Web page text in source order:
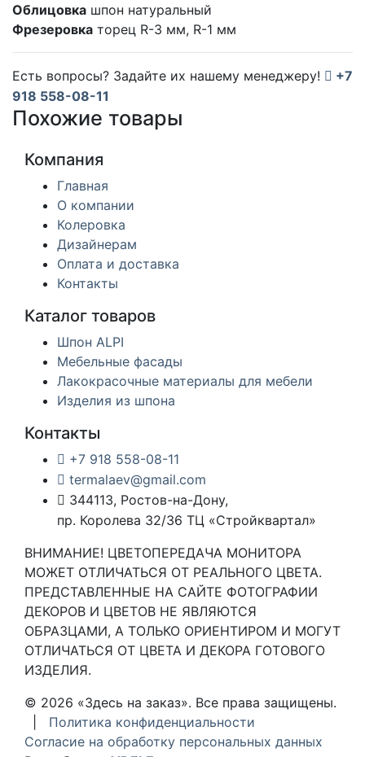
Облицовка шпон натуральный
Фрезеровка торец R-3 мм, R-1 мм
Есть вопросы? Задайте их нашему менеджеру!
+7
918 558-08-11
Похожие товары
Компания
Главная
О компании
Колеровка
Дизайнерам
Оплата и доставка
Контакты
Каталог товаров
Шпон ALPI
Мебельные фасады
Лакокрасочные материалы для мебели
Изделия из шпона
Контакты
+7 918 558-08-11
termalaev@gmail.com
344113, Ростов-на-Дону,
пр. Королева 32/36 ТЦ «Стройквартал»
ВНИМАНИЕ! ЦВЕТОПЕРЕДАЧА МОНИТОРА
МОЖЕТ ОТЛИЧАТЬСЯ ОТ РЕАЛЬНОГО ЦВЕТА.
ПРЕДСТАВЛЕННЫЕ НА САЙТЕ ФОТОГРАФИИ
ДЕКОРОВ И ЦВЕТОВ НЕ ЯВЛЯЮТСЯ
ОБРАЗЦАМИ, А ТОЛЬКО ОРИЕНТИРОМ И МОГУТ
ОТЛИЧАТЬСЯ ОТ ЦВЕТА И ДЕКОРА ГОТОВОГО
ИЗДЕЛИЯ.
© 2026 «Здесь на заказ». Все права защищены.
Политика конфиденциальности
Согласие на обработку персональных данных